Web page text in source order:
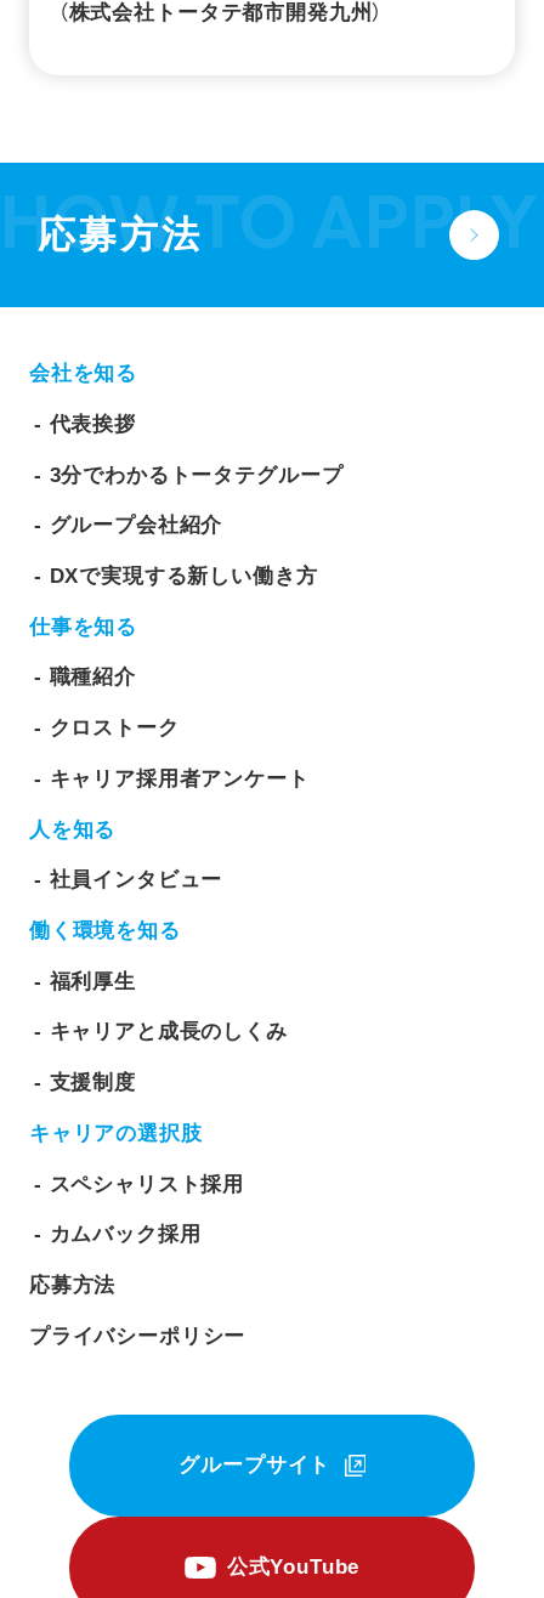
（株式会社トータテ都市開発九州）
応募方法
会社を知る
代表挨拶
3分でわかるトータテグループ
グループ会社紹介
DXで実現する新しい働き方
仕事を知る
職種紹介
クロストーク
キャリア採用者アンケート
人を知る
社員インタビュー
働く環境を知る
福利厚生
キャリアと成長のしくみ
支援制度
キャリアの選択肢
スペシャリスト採用
カムバック採用
応募方法
プライバシーポリシー
グループサイト
公式YouTube